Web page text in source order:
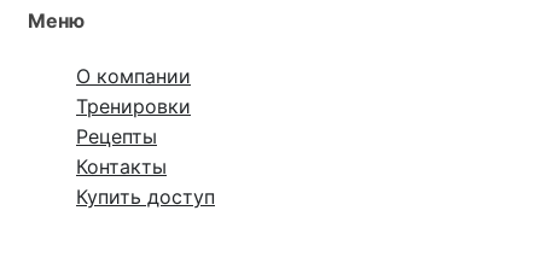
Меню
О компании
Тренировки
Рецепты
Контакты
Купить доступ